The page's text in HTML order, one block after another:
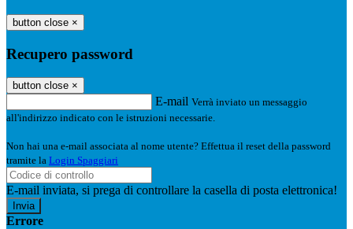
button close ×
Recupero password
button close ×
E-mail Verrà inviato un messaggio
all'indirizzo indicato con le istruzioni necessarie.
Non hai una e-mail associata al nome utente? Effettua il reset della password
tramite la Login Spaggiari
E-mail inviata, si prega di controllare la casella di posta elettronica!
Errore